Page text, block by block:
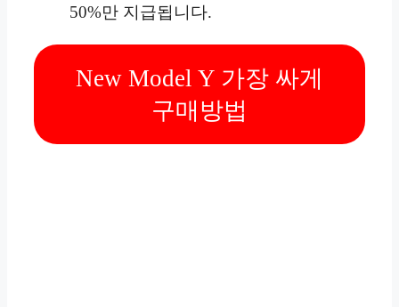
50%만 지급됩니다.
New Model Y 가장 싸게
구매방법